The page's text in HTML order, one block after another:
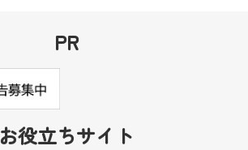
PR
お役立ちサイト